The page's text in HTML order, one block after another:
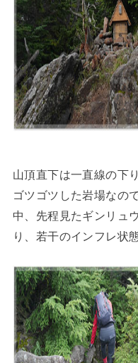
山頂直下は一直線の下
ゴツゴツした岩場なの
中、先程見たギンリュ
り、若干のインフレ状